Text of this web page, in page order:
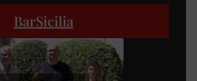
BarSicilia